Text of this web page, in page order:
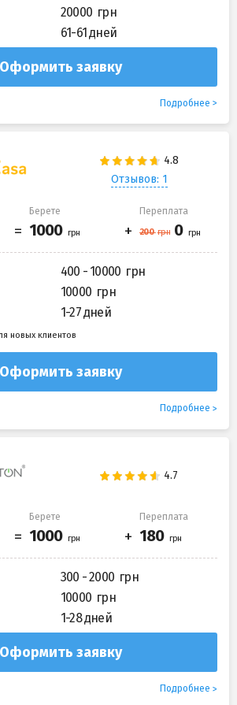
20000
61-61 дней
Оформить заявку
Подробнее
Отзывов: 1
Берете Переплата
400 - 10000
10000
1-27 дней
новых клиентов
Оформить заявку
Подробнее
Берете Переплата
300 - 2000
10000
1-28 дней
Оформить заявку
Подробнее